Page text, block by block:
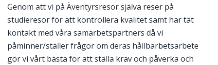
Genom att vi på Äventyrsresor själva reser på
studieresor för att kontrollera kvalitet samt har tät
kontakt med våra samarbetspartners då vi
påminner/ställer frågor om deras hållbarbetsarbete
gör vi vårt bästa för att ställa krav och påverka och